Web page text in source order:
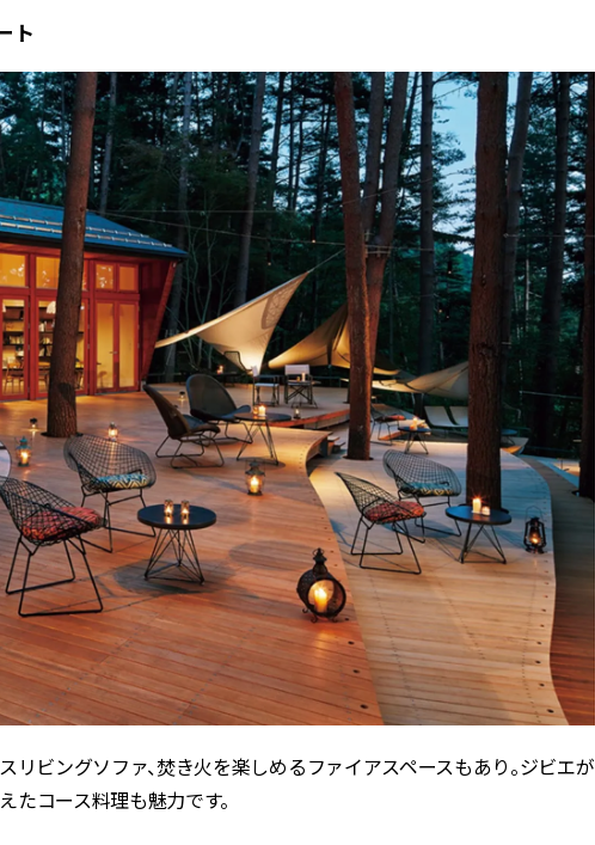
ト
ビングソファ、焚き火を楽しめるファイアスペースもあり。ジビエが
たコース料理も魅力です。